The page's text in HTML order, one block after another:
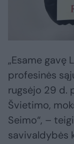
„Esame
profesinės
rugsėjo 29 d.
Švietimo,
Seimo“, –
savivaldybės